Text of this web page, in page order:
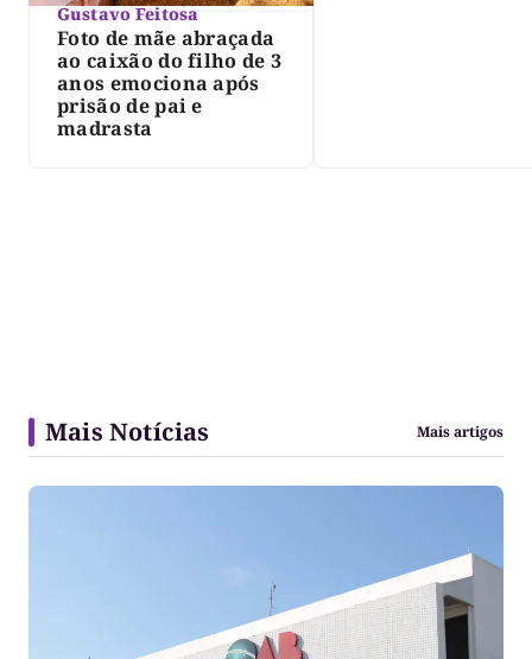
Gustavo Feitosa
Foto de mãe abraçada
ao caixão do filho de 3
anos emociona após
prisão de pai e
madrasta
Mais Notícias Mais artigos